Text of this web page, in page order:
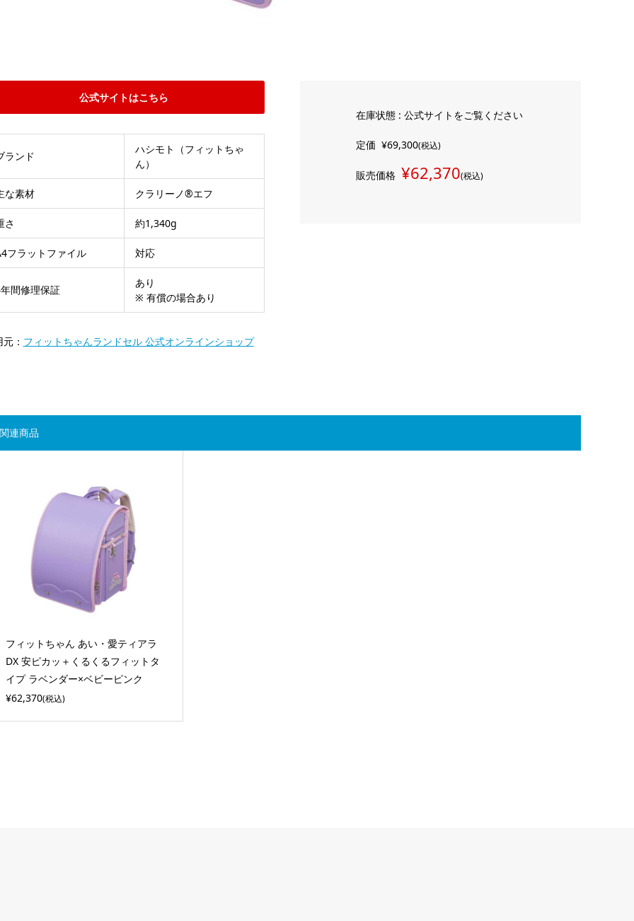
公式サイトはこちら
ランド
ハシモト（フィットちゃ
ん）
な素材 クラリーノ®エフ
さ 約1,340g
フラットファイル 対応
間修理保証
あり
※ 有償の場合あり
： フィットちゃんランドセル 公式オンラインショップ
在庫状態 : 公式サイトをご覧ください
定価¥69,300(税込)
販売価格 ¥62,370(税込)
連商品
フィットちゃん あい・愛ティアラ
DX 安ピカッ＋くるくるフィットタ
イプ ラベンダー×ベビーピンク
¥62,370(税込)